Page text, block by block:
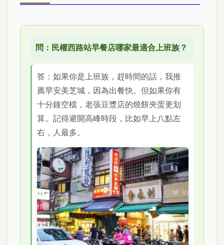
問：民權西路站早餐店哪家最適合上班族？
答：如果你是上班族，趕時間的話，我推
薦早安美芝城，因為出餐快。但如果你有
十分鐘空檔，老張豆漿店的燒餅夾蛋更划
算。記得避開高峰時段，比如早上八點左
右，人最多。